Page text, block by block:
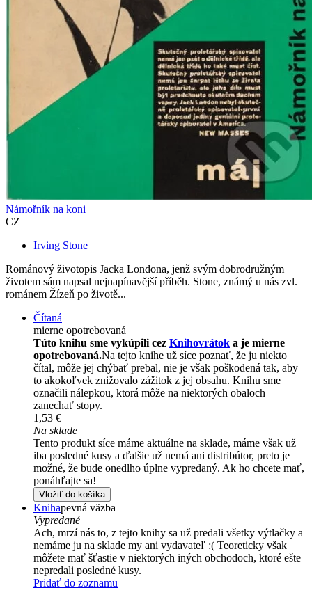
Námořník na koni
CZ
Irving Stone
Románový životopis Jacka Londona, jenž svým dobrodružným
životem sám napsal nejnapínavější příběh. Stone, známý u nás zvl.
románem Žízeň po životě...
Čítaná
mierne opotrebovaná
Túto knihu sme vykúpili cez Knihovrátok a je mierne
opotrebovaná.Na tejto knihe už síce poznať, že ju niekto
čítal, môže jej chýbať prebal, nie je však poškodená tak, aby
to akokoľvek znižovalo zážitok z jej obsahu. Knihu sme
označili nálepkou, ktorá môže na niektorých obaloch
zanechať stopy.
1,53 €
Na sklade
Tento produkt síce máme aktuálne na sklade, máme však už
iba posledné kusy a ďalšie už nemá ani distribútor, preto je
možné, že bude onedlho úplne vypredaný. Ak ho chcete mať,
ponáhľajte sa!
Vložiť do košíka
Knihapevná väzba
Vypredané
Ach, mrzí nás to, z tejto knihy sa už predali všetky výtlačky a
nemáme ju na sklade my ani vydavateľ :( Teoreticky však
môžete mať šťastie v niektorých iných obchodoch, ktoré ešte
nepredali posledné kusy.
Pridať do zoznamu